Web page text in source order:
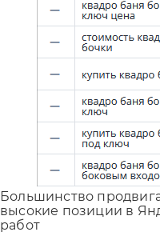
Большинство
высокие позиции в
работ